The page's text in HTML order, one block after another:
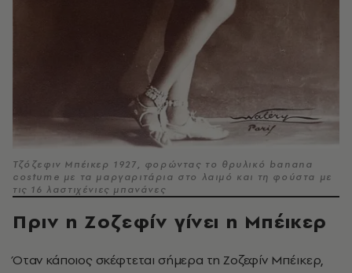
Τζόζεφιν Μπέικερ 1927, φορώντας το θρυλικό banana
costume με τα μαργαριτάρια στο λαιμό και τη φούστα με
τις 16 λαστιχένιες μπανάνες
Πριν η Ζοζεφίν γίνει η Μπέικερ
Όταν κάποιος σκέφτεται σήμερα τη Ζοζεφίν Μπέικερ,